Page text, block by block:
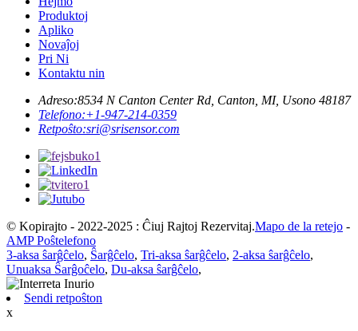
Produktoj
Apliko
Novaĵoj
Pri Ni
Kontaktu nin
Adreso:8534 N Canton Center Rd, Canton, MI, Usono 48187
Telefono:+1-947-214-0359
Retpoŝto:sri@srisensor.com
© Kopirajto - 2022-2025 : Ĉiuj Rajtoj Rezervitaj.Mapo de la retejo -
AMP Poŝtelefono
3-aksa ŝarĝĉelo, Ŝarĝĉelo, Tri-aksa ŝarĝĉelo, 2-aksa ŝarĝĉelo,
Unuaksa Ŝarĝoĉelo, Du-aksa ŝarĝĉelo,
Sendi retpoŝton
x